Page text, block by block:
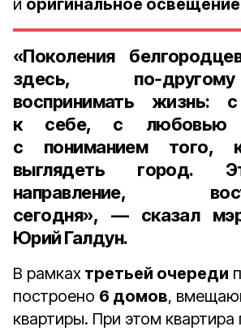
и оригинальное освещение
«Поколения
здесь,
воспринимать жизнь:
к себе, с любовью
с пониманием того,
выглядеть город.
направление,
сегодня», — сказал
Юрий Галдун.
В рамках третьей очереди
построено 6 домов,
квартиры. При этом